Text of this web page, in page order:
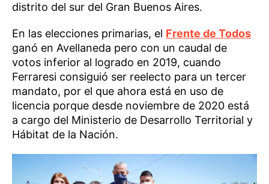
distrito del sur del Gran Buenos Aires.
En las elecciones primarias, el Frente de Todos
ganó en Avellaneda pero con un caudal de
votos inferior al logrado en 2019, cuando
Ferraresi consiguió ser reelecto para un tercer
mandato, por el que ahora está en uso de
licencia porque desde noviembre de 2020 está
a cargo del Ministerio de Desarrollo Territorial y
Hábitat de la Nación.